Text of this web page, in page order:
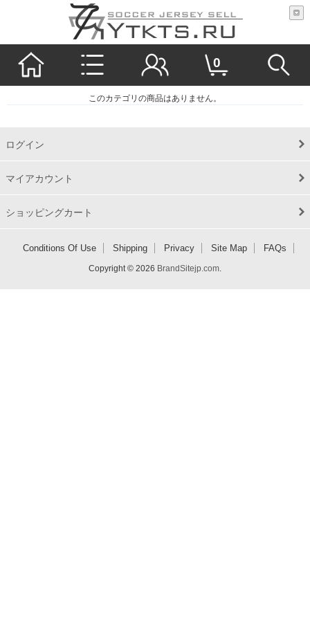
0
このカテゴリの商品はありません。
ログイン
マイアカウント
ショッピングカート
Conditions Of Use Shipping Privacy Site Map FAQs
Copyright © 2026 BrandSitejp.com.